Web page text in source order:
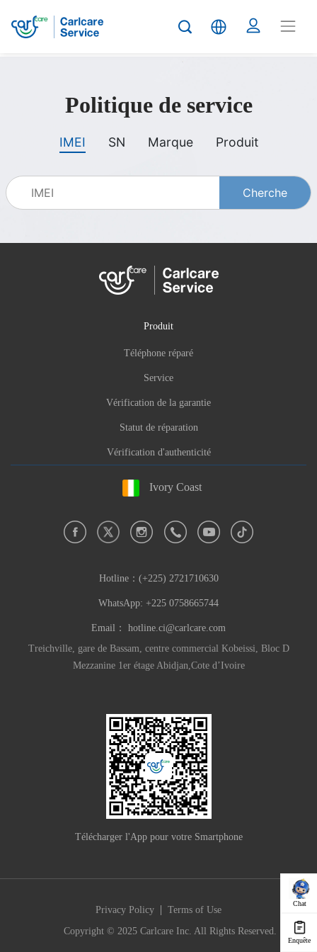
carlcare
service
policy
Politique de service
IMEI SN Marque Produit
Cherche
Chat
Enquête
Produit
Téléphone réparé
Service
Vérification de la garantie
Statut de réparation
Vérification d'authenticité
Ivory Coast
Hotline： (+225) 2721710630
WhatsApp: +225 0758665744
Email： hotline.ci@carlcare.com
Treichville, gare de Bassam, centre commercial Kobeissi, Bloc D
Mezzanine 1er étage Abidjan,Cote d’Ivoire
Télécharger l'App pour votre Smartphone
Privacy Policy
Terms of Use
Copyright © 2025 Carlcare Inc. All Rights Reserved.